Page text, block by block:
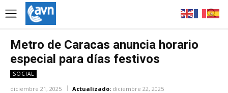
Metro de Caracas anuncia horario
especial para días festivos
SOCIAL
diciembre 21, 2025 Actualizado: diciembre 22, 2025